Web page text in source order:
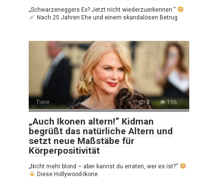
„Schwarzeneggers Ex? Jetzt nicht wiederzuerkennen.“
Nach 25 Jahren Ehe und einem skandalösen Betrug
Tiere 0 196
„Auch Ikonen altern!“ Kidman
begrüßt das natürliche Altern und
setzt neue Maßstäbe für
Körperpositivität
„Nicht mehr blond – aber kannst du erraten, wer es ist?“
Diese Hollywood-Ikone